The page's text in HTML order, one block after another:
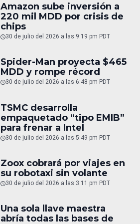
Amazon sube inversión a
220 mil MDD por crisis de
chips
30 de julio del 2026 a las 9:19 pm PDT
Spider-Man proyecta $465
MDD y rompe récord
30 de julio del 2026 a las 6:48 pm PDT
TSMC desarrolla
empaquetado “tipo EMIB”
para frenar a Intel
30 de julio del 2026 a las 5:49 pm PDT
Zoox cobrará por viajes en
su robotaxi sin volante
30 de julio del 2026 a las 3:11 pm PDT
Una sola llave maestra
abría todas las bases de